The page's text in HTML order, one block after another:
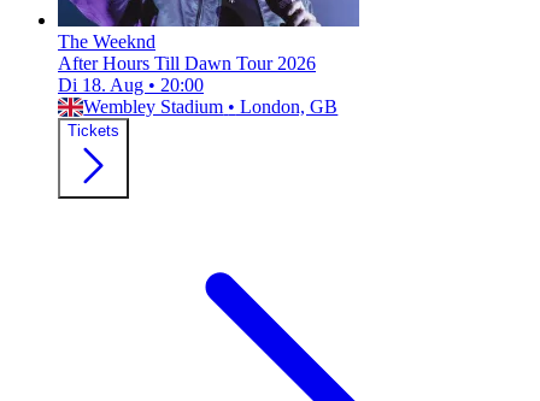
The Weeknd
After Hours Till Dawn Tour 2026
Di 18. Aug • 20:00
Wembley Stadium • London, GB
Tickets